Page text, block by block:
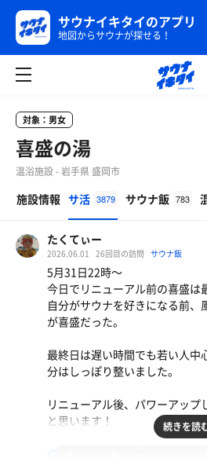
サウナイキタイのアプリ
地図からサウナが探せる！
対象：男女
喜盛の湯
温浴施設 - 岩手県 盛岡市
施設情報 サ活 3879 サウナ飯 783
たくてぃー
2026.06.01 26回目の訪問 サウナ飯
5月31日22時〜
今日でリニューアル前の喜盛は
自分がサウナを好きになる前、
が喜盛だった。
最終日は遅い時間でも若い人中
分はしっぽり整いました。
リニューアル後、パワーアップ
と思います！
続きを読